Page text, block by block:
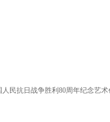
民抗日战争胜利80周年纪念艺